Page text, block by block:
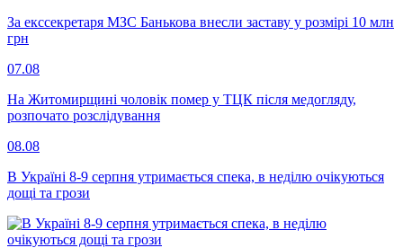
За екссекретаря МЗС Банькова внесли заставу у розмірі 10 млн
грн
07.08
На Житомирщині чоловік помер у ТЦК після медогляду,
розпочато розслідування
08.08
В Україні 8-9 серпня утримається спека, в неділю очікуються
дощі та грози